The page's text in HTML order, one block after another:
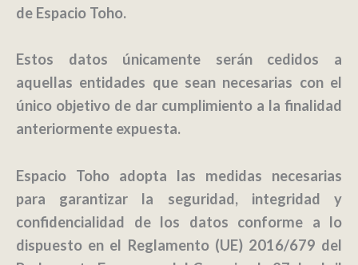
de Espacio Toho.
Estos datos únicamente serán cedidos a
aquellas entidades que sean necesarias con el
único objetivo de dar cumplimiento a la finalidad
anteriormente expuesta.
Espacio Toho adopta las medidas necesarias
para garantizar la seguridad, integridad y
confidencialidad de los datos conforme a lo
dispuesto en el Reglamento (UE) 2016/679 del